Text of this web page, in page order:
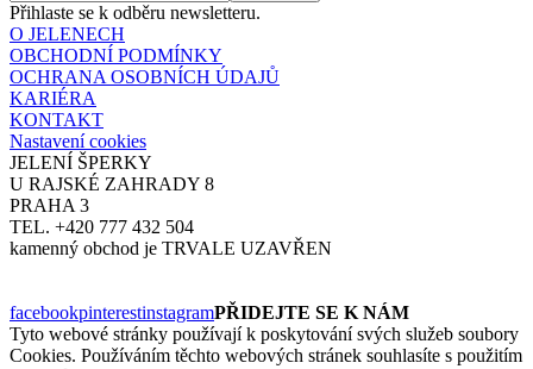
Přihlaste se k odběru newsletteru.
O JELENECH
OBCHODNÍ PODMÍNKY
OCHRANA OSOBNÍCH ÚDAJŮ
KARIÉRA
KONTAKT
Nastavení cookies
JELENÍ ŠPERKY
U RAJSKÉ ZAHRADY 8
PRAHA 3
TEL. +420 777 432 504
kamenný obchod je TRVALE UZAVŘEN
facebookpinterestinstagramPŘIDEJTE SE K NÁM
Tyto webové stránky používají k poskytování svých služeb soubory
Cookies. Používáním těchto webových stránek souhlasíte s použitím